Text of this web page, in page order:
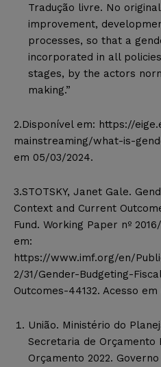
Tradução livre. No
improvement,
processes, so that a
incorporated in all
stages, by the actors
making.”
2.Disponível em: https://
mainstreaming/what-is-
em 05/03/2024.
3.STOTSKY, Janet Gale.
Context and Current
Fund. Working Paper nº
em:
https://www.imf.org/en/
2/31/Gender-Budgeting-
Outcomes-44132. Acesso
União. Ministério do
Secretaria de Orçamento
Orçamento 2022.